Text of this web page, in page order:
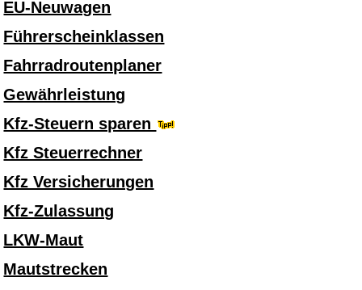
EU-Neuwagen
Führerscheinklassen
Fahrradroutenplaner
Gewährleistung
Kfz-Steuern sparen
Kfz Steuerrechner
Kfz Versicherungen
Kfz-Zulassung
LKW-Maut
Mautstrecken